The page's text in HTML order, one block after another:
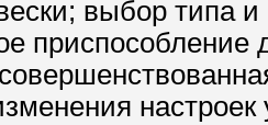
выбор типа
настроек